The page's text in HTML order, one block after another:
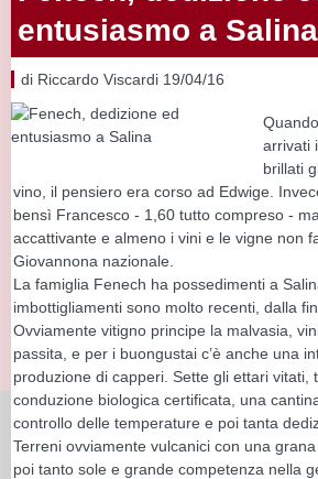
entusiasmo a Salina
di Riccardo Viscardi 19/04/16
arrivati
brillati
vino, il pensiero era corso ad Edwige.
bensì Francesco - 1,60 tutto compreso -
accattivante e almeno i vini e le vigne non
Giovannona nazionale.
La famiglia Fenech ha possedimenti a
imbottigliamenti sono molto recenti, dalla
Ovviamente vitigno principe la malvasia,
passita, e per i buongustai c’è anche una
produzione di capperi. Sette gli ettari vitati,
conduzione biologica certificata, una
controllo delle temperature e poi tanta
Terreni ovviamente vulcanici con una
poi tanto sole e grande competenza nella